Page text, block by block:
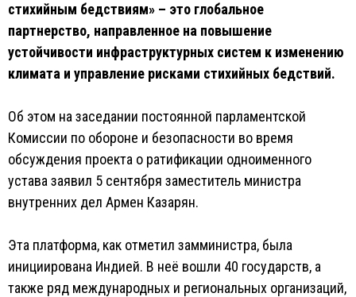
стихийным бедствиям» – это глобальное
партнерство, направленное на повышение
устойчивости инфраструктурных систем к изменению
климата и управление рисками стихийных бедствий.
Об этом на заседании постоянной парламентской
Комиссии по обороне и безопасности во время
обсуждения проекта о ратификации одноименного
устава заявил 5 сентября заместитель министра
внутренних дел Армен Казарян.
Эта платформа, как отметил замминистра, была
инициирована Индией. В неё вошли 40 государств, а
также ряд международных и региональных организаций,